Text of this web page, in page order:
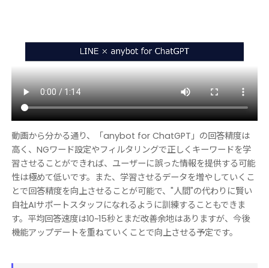
動画から分かる通り、「anybot for ChatGPT」の回答精度は
高く、NGワード設定やフィルタリングで正しくキーワードを学
習させることができれば、ユーザーに誤った情報を提供する可能
性は極めて低いです。また、学習させるデータを増やしていくこ
とで回答精度を向上させることが可能で、"人間"の代わりに賢い
自社AIサポートスタッフになれるように訓練することもできま
す。平均回答速度は10~15秒とまだ改善余地はありますが、今後
機能アップデートを重ねていくことで向上させる予定です。